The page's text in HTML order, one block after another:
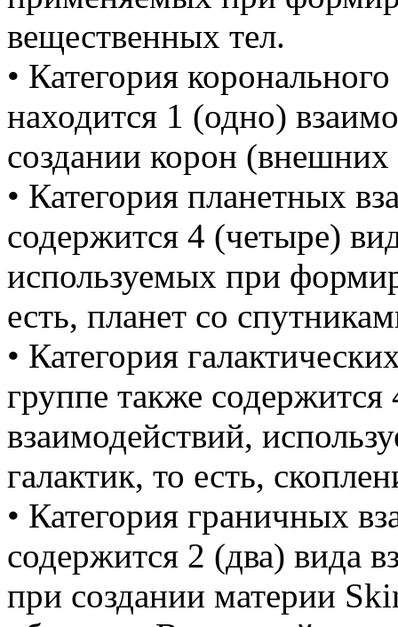
вещественных тел.
• Категория
находится 1 (одно)
создании корон (внешних
• Категория планетных
содержится 4 (четыре)
используемых при
есть, планет со
• Категория
группе также
взаимодействий,
галактик, то есть,
• Категория граничных
содержится 2 (два) вида
при создании материи